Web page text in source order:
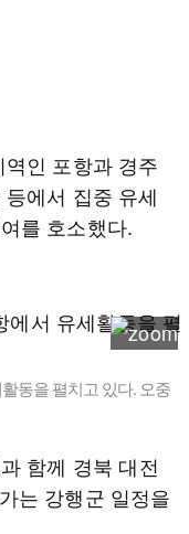
인 포항과 경주
에서 집중 유세
를 호소했다.
동을 펼치고 있다. 오중
함께 경북 대전
는 강행군 일정을